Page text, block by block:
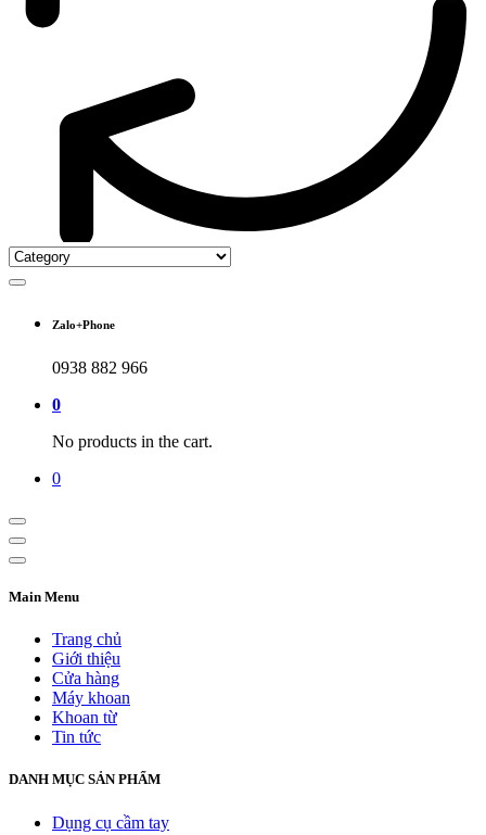
Zalo+Phone
0938 882 966
0
No products in the cart.
0
Main Menu
Trang chủ
Giới thiệu
Cửa hàng
Máy khoan
Khoan từ
Tin tức
DANH MỤC SẢN PHẨM
Dụng cụ cầm tay